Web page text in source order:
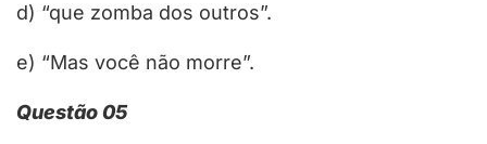
d) “que zomba dos outros”.
e) “Mas você não morre”.
Questão 05